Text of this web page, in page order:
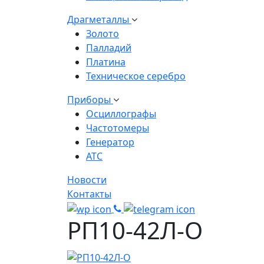
Драгметаллы
Золото
Палладий
Платина
Техническое серебро
Приборы
Осциллографы
Частотомеры
Генератор
АТС
Новости
Контакты
РП10-42Л-О